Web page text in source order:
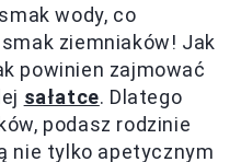
wody, co
ziemniaków! Jak
powinien zajmować
sałatce. Dlatego
podasz rodzinie
nie tylko apetycznym